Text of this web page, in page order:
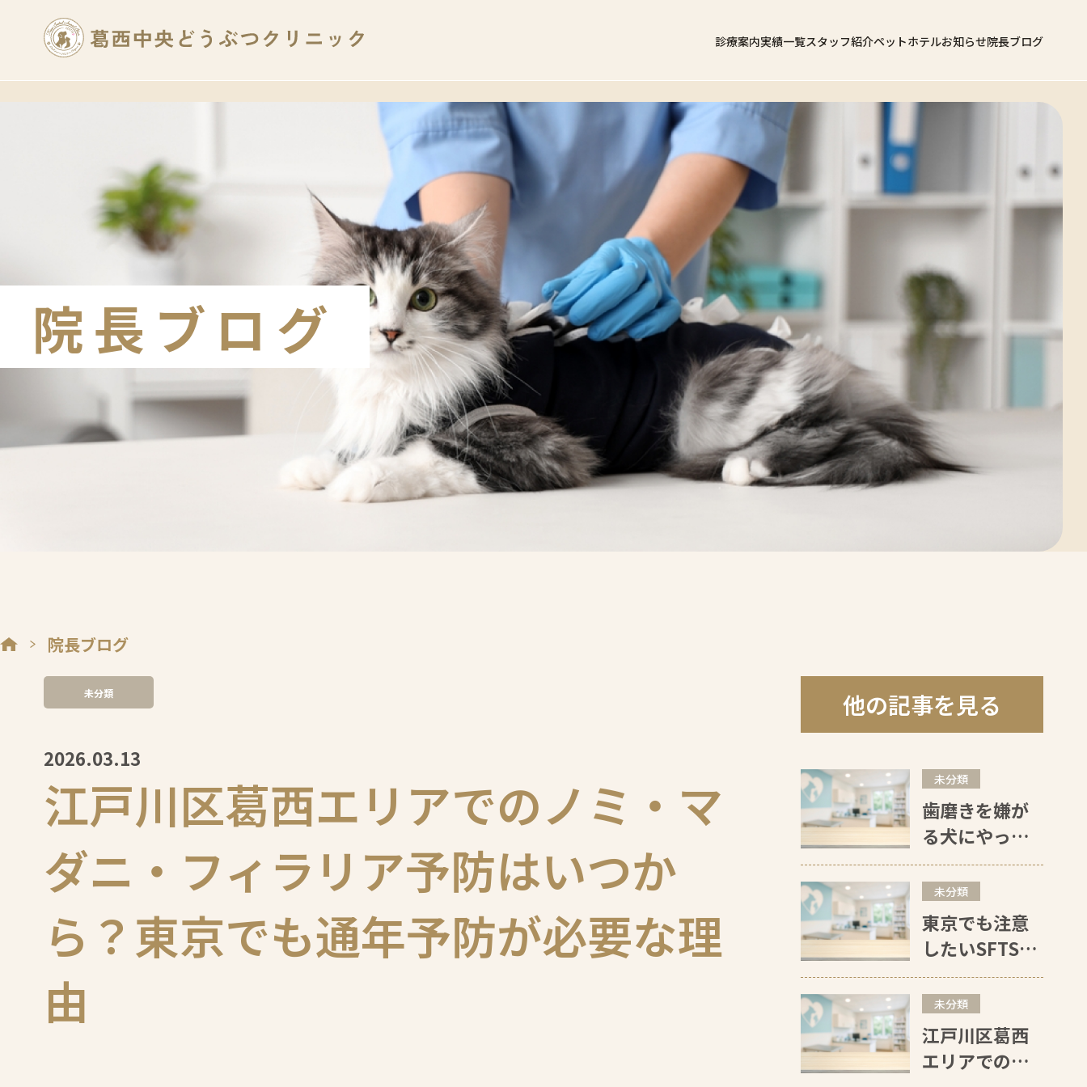
診療案内実績一覧スタッフ紹介ペットホテルお知らせ院長ブログ
院長ブログ
院長ブログ
未分類
2026.03.13
江戸川区葛西エリアでのノミ・マ
ダニ・フィラリア予防はいつか
ら？東京でも通年予防が必要な理
由
他の記事を見る
未分類
歯磨きを嫌が
る犬にやって
はいけない5つ
のこと
未分類
東京でも注意
したいSFTS｜
犬猫のマダニ
予防は“人を守
る”ためにも重
要です
未分類
江戸川区葛西
エリアでのノ